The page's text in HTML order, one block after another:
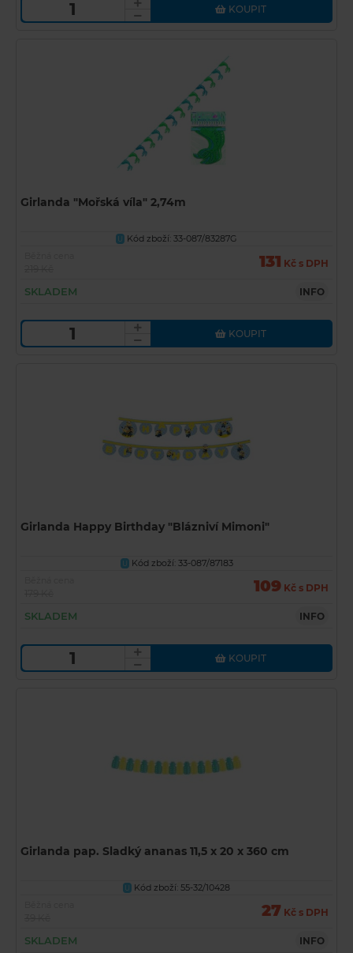
KOUPIT
Girlanda "Mořská víla" 2,74m
U
Kód zboží: 33-087/83287G
131 Kč s DPH
SKLADEM INFO
KOUPIT
Girlanda Happy Birthday "Blázniví Mimoni"
U Kód zboží: 33-087/87183
109 Kč s DPH
SKLADEM INFO
KOUPIT
Girlanda pap. Sladký ananas 11,5 x 20 x 360 cm
U
Kód zboží: 55-32/10428
27 Kč s DPH
SKLADEM INFO